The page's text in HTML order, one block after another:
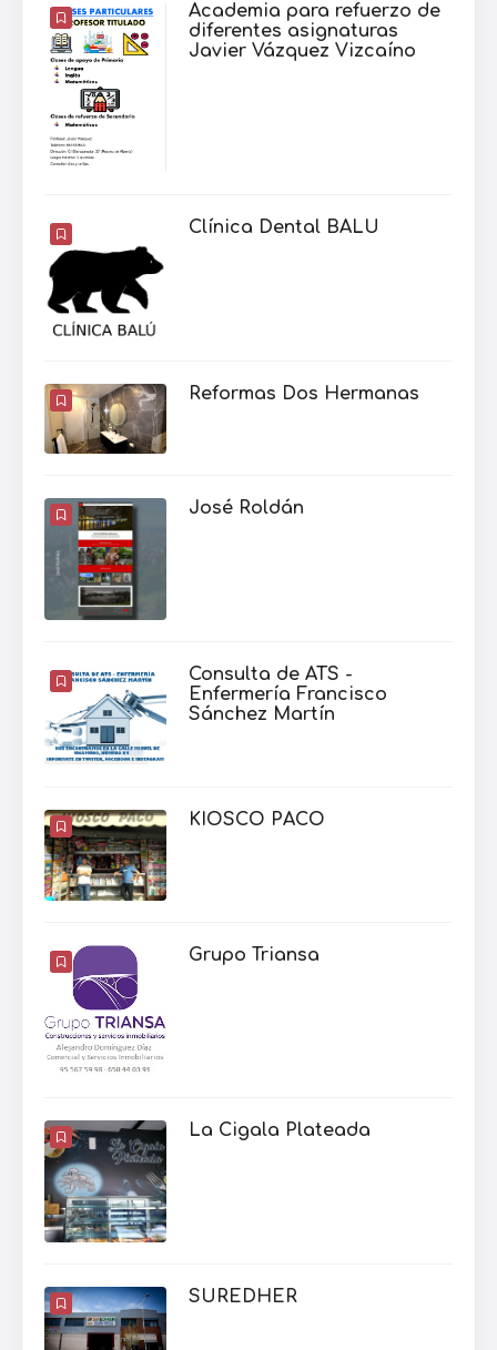
Academia para refuerzo de
diferentes asignaturas
Javier Vázquez Vizcaíno
Clínica Dental BALU
Reformas Dos Hermanas
José Roldán
Consulta de ATS -
Enfermería Francisco
Sánchez Martín
KIOSCO PACO
Grupo Triansa
La Cigala Plateada
SUREDHER